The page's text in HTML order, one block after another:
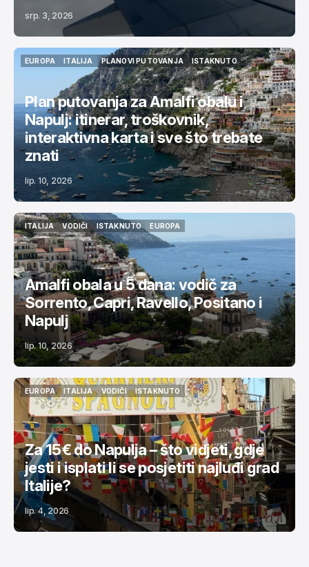
srp. 3, 2026
EUROPA
ITALIJA
ITALIJA
PLANOVI PUTOVANJA
PLANOVI PUTOVANJA
ISTAKNUTO
ISTAKNUTO
Plan putovanja za Amalfi obalu i
Napulj: itinerar, troškovnik,
interaktivna karta i sve što trebate
znati
lip. 10, 2026
ITALIJA
ITALIJA
VODIČI
VODIČI
ISTAKNUTO
ISTAKNUTO
EUROPA
EUROPA
Amalfi obala u 5 dana: vodič za
Sorrento, Capri, Ravello, Positano i
Napulj
lip. 10, 2026
EUROPA
EUROPA
ITALIJA
ITALIJA
VODIČI
VODIČI
ISTAKNUTO
ISTAKNUTO
Za 15€ do Napulja – što vidjeti, gdje
jesti i isplati li se posjetiti najluđi grad
Italije?
lip. 4, 2026